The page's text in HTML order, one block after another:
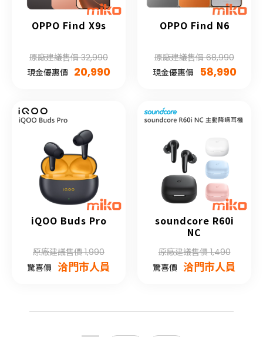
OPPO Find X9s
原廠建議售價 32,990
現金優惠價 20,990
OPPO Find N6
原廠建議售價 68,990
現金優惠價
58,990
iQOO Buds Pro
原廠建議售價 1,990
驚喜價 洽門市人員
soundcore R60i
NC
原廠建議售價 1,490
驚喜價 洽門市人員